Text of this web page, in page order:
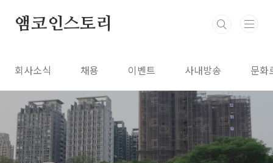
앰코인스토리
회사소식 채용 이벤트 사내방송 문화